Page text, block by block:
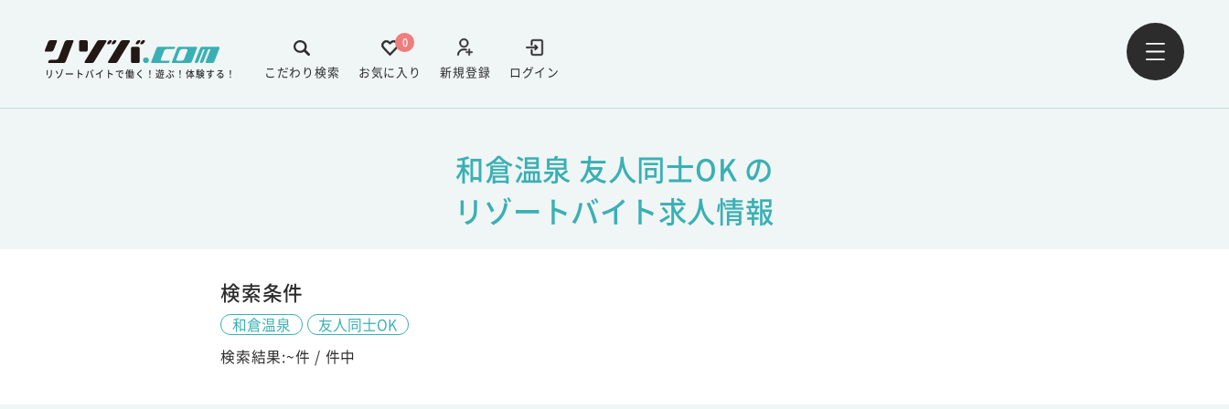
リゾートバイトで働く！遊ぶ！体験する！ ログイン
新規登録
0
お気に入り
こだわり検索
和倉温泉 友人同士OK の
リゾートバイト求人情報
検索条件
和倉温泉
友人同士OK
検索結果:~件 / 件中